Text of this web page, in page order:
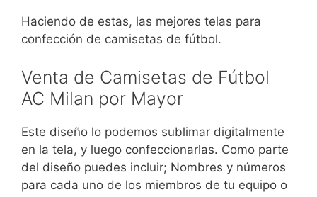
Haciendo de estas, las mejores telas para
confección de camisetas de fútbol.
Venta de Camisetas de Fútbol
AC Milan por Mayor
Este diseño lo podemos sublimar digitalmente
en la tela, y luego confeccionarlas. Como parte
del diseño puedes incluir; Nombres y números
para cada uno de los miembros de tu equipo o